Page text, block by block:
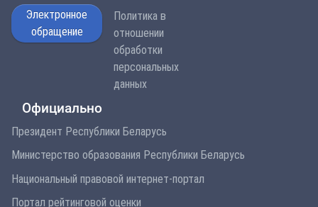
Электронное
обращение
Политика в
отношении
обработки
персональных
данных
Официально
Президент Республики Беларусь
Министерство образования Республики Беларусь
Национальный правовой интернет-портал
Портал рейтинговой оценки